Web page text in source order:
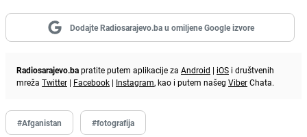
Dodajte Radiosarajevo.ba u omiljene Google izvore
Radiosarajevo.bapratite putem aplikacije za Android | iOS i društvenih
mreža Twitter | Facebook | Instagram, kao i putem našeg ViberChata.
#Afganistan #fotografija